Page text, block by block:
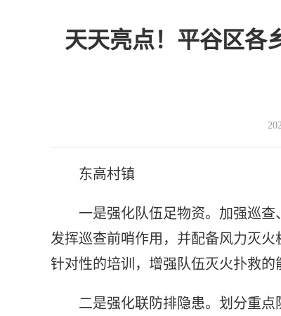
天天亮点！平谷区各
东高村镇
一是强化队伍足物资。加强巡
发挥巡查前哨作用，并配备风力灭
针对性的培训，增强队伍灭火扑救的
二是强化联防排隐患。划分重